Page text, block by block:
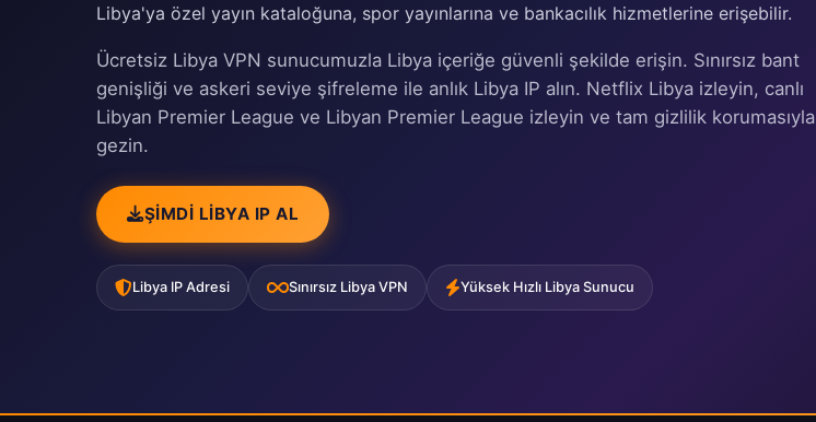
Libya'ya özel yayın kataloğuna, spor yayınlarına ve bankacılık hizmetlerine erişebilir.
Ücretsiz Libya VPN sunucumuzla Libya içeriğe güvenli şekilde erişin. Sınırsız bant
genişliği ve askeri seviye şifreleme ile anlık Libya IP alın. Netflix Libya izleyin, canlı
Libyan Premier League ve Libyan Premier League izleyin ve tam gizlilik korumasıyla
gezin.
ŞIMDI LIBYA IP AL
Libya IP Adresi Sınırsız Libya VPN Yüksek Hızlı Libya Sunucu